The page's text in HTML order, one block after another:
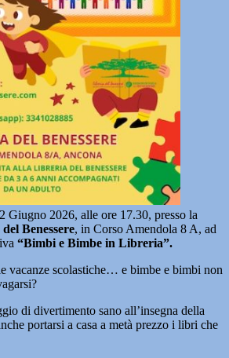
2026, alle ore 17.30, presso la
Benessere, in Corso Amendola 8 A, ad
“Bimbi e Bimbe in Libreria”.
vacanze scolastiche… e bimbe e bimbi non
di divertimento sano all’insegna della
portarsi a casa a metà prezzo i libri che